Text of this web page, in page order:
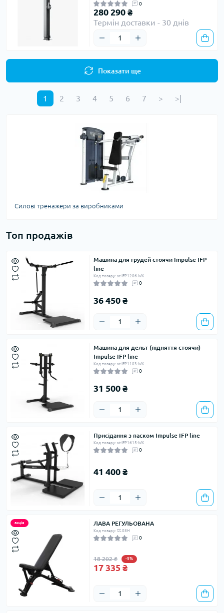
0
280 290 ₴
Термін доставки - 30 днів
Показати ще
1 2 3 4 5 6 7 > >|
Силові тренажери за виробниками
Топ продажів
Машина для грудей стоячи Impulse IFP
line
Код товару: st-IFP1206-WX
0
36 450 ₴
Машина для дельт (підняття стоячи)
Impulse IFP line
Код товару: st-IFP1103-WX
0
31 500 ₴
Присідання з паском Impulse IFP line
Код товару: st-IFP1615-WX
0
41 400 ₴
акція ЛАВА РЕГУЛЬОВАНА
Код товару: SS.08H
0
18 202 ₴ -5%
17 335 ₴